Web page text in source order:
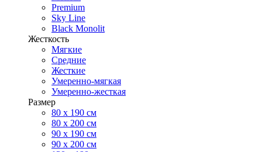
Premium
Sky Line
Black Monolit
Жесткость
Мягкие
Средние
Жесткие
Умеренно-мягкая
Умеренно-жесткая
Размер
80 х 190 см
80 х 200 см
90 х 190 см
90 х 200 см